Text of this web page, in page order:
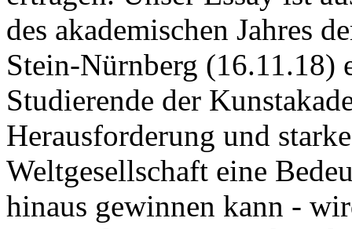
des akademischen Jahres
Stein-Nürnberg (16.11.18)
Studierende der
Herausforderung und
Weltgesellschaft eine
hinaus gewinnen kann -